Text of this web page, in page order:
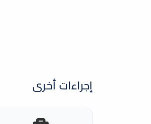
إجراءات أخرى